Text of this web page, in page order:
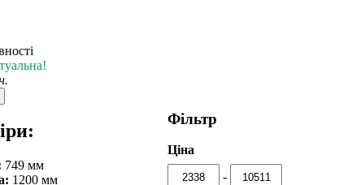
749 мм
1200 мм
Фільтр
Ціна
-